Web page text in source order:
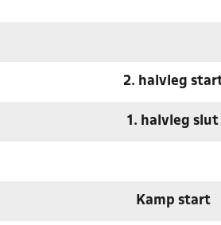
2. halvleg
1. halvleg slut
Kamp start